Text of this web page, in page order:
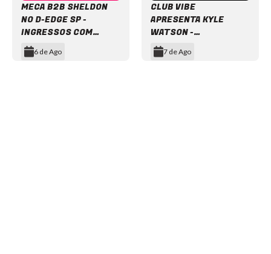
MECA B2B SHELDON
NO D-EDGE SP -
INGRESSOS COM
DESCONTO
6 de Ago
CLUB VIBE
APRESENTA KYLE
WATSON -
INGRESSOS COM
DESCONTO
7 de Ago